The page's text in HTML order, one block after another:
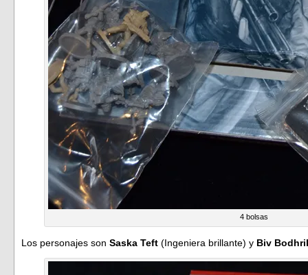
4 bolsas
Los personajes son Saska Teft (Ingeniera brillante) y Biv